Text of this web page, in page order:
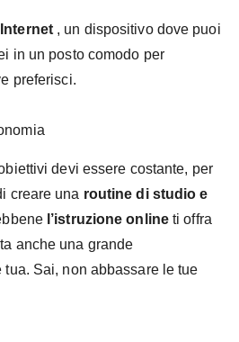
, un dispositivo dove puoi
in un posto comodo per
preferisci.
devi essere costante, per
creare una routine di studio e
l’istruzione onlineti offra
anche una grande
Sai, non abbassare le tue